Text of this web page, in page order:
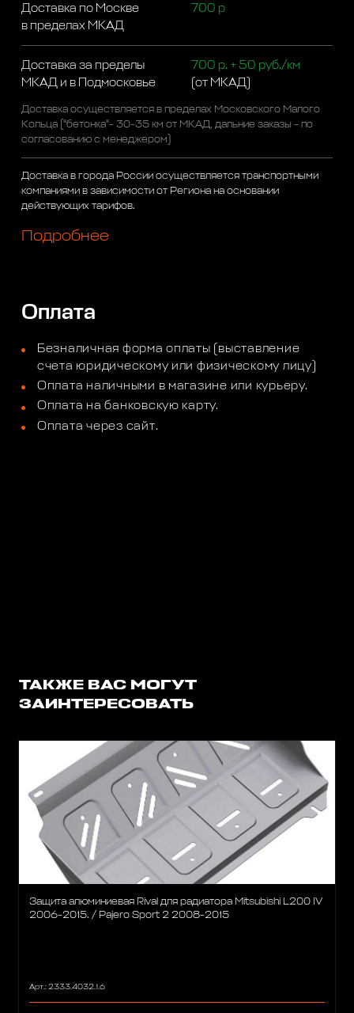
Доставка по Москве
в пределах МКАД
700 р
Доставка за пределы
МКАД и в Подмосковье
700 р. + 50 руб./км
(от МКАД)
Доставка осуществляется в пределах Московского Малого
Кольца ("бетонка"- 30-35 км от МКАД, дальние заказы - по
согласованию с менеджером)
Доставка в города России осуществляется транспортными
компаниями в зависимости от Региона на основании
действующих тарифов.
Подробнее
Оплата
Безналичная форма оплаты (выставление
счета юридическому или физическому лицу)
Оплата наличными в магазине или курьеру.
Оплата на банковскую карту.
Оплата через сайт.
ТАКЖЕ ВАС МОГУТ
ЗАИНТЕРЕСОВАТЬ
Защита алюминиевая Rival для радиатора Mitsubishi L200 IV
2006-2015. / Pajero Sport 2 2008-2015
Арт.: 2333.4032.1.6